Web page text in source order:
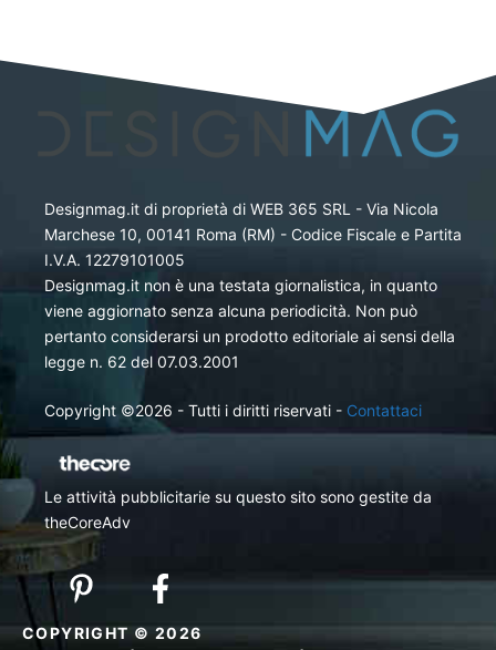
Designmag.it di proprietà di WEB 365 SRL - Via Nicola
Marchese 10, 00141 Roma (RM) - Codice Fiscale e Partita
I.V.A. 12279101005
Designmag.it non è una testata giornalistica, in quanto
viene aggiornato senza alcuna periodicità. Non può
pertanto considerarsi un prodotto editoriale ai sensi della
legge n. 62 del 07.03.2001
Copyright ©2026 - Tutti i diritti riservati - Contattaci
Le attività pubblicitarie su questo sito sono gestite da
theCoreAdv
COPYRIGHT © 2026